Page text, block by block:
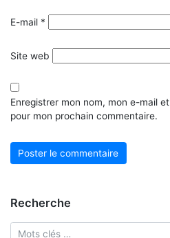
E-mail *
Site web
Enregistrer mon nom, mon e-mail
pour mon prochain commentaire.
Recherche